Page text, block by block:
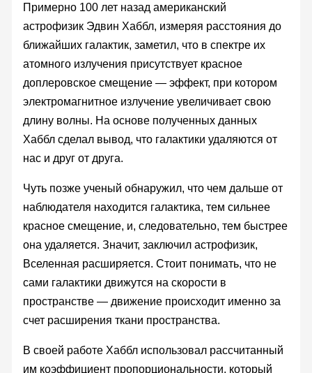
Примерно 100 лет назад американский
астрофизик Эдвин Хаббл, измеряя расстояния до
ближайших галактик, заметил, что в спектре их
атомного излучения присутствует красное
доплеровское смещение — эффект, при котором
электромагнитное излучение увеличивает свою
длину волны. На основе полученных данных
Хаббл сделал вывод, что галактики удаляются от
нас и друг от друга.
Чуть позже ученый обнаружил, что чем дальше от
наблюдателя находится галактика, тем сильнее
красное смещение, и, следовательно, тем быстрее
она удаляется. Значит, заключил астрофизик,
Вселенная расширяется. Стоит понимать, что не
сами галактики движутся на скорости в
пространстве — движение происходит именно за
счет расширения ткани пространства.
В своей работе Хаббл использовал рассчитанный
им коэффициент пропорциональности, который